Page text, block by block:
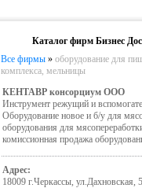
Каталог фирм Бизнес
Все фирмы » оборудование для
комплекса, мельницы
КЕНТАВР консорциум ООО
Инструмент режущий и
Оборудование новое и б/у для
оборудования для
комиссионная продажа
Адрес:
18009 г.Черкассы, ул.Дахновская,